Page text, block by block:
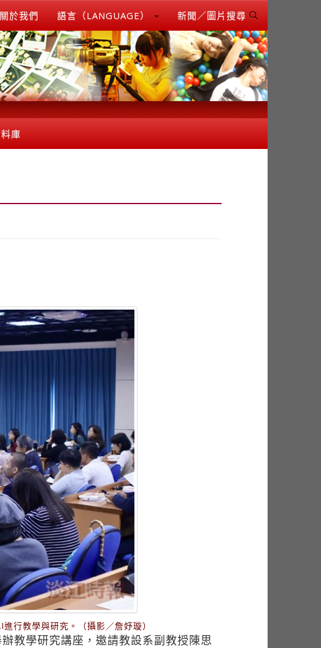
關於我們 語言（LANGUAGE） 新聞／圖片搜尋
庫
行教學與研究。（攝影／詹妤璇）
教學研究講座，邀請教設系副教授陳思